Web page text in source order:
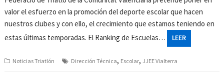
valor el esfuerzo en la promoción del deporte escolar que hacen
nuestros clubes y con ello, el crecimiento que estamos teniendo en
estas últimas temporadas. El Ranking de Escuelas…
LEER
Noticias Triatlón Dirección Técnica, Escolar, JJEE Vialterra